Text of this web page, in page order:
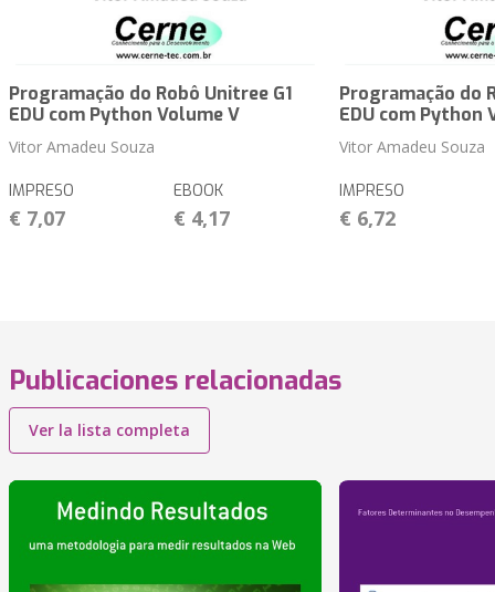
Programação do Robô Unitree G1
EDU com Python Volume V
Vitor Amadeu Souza
IMPRESO
€ 7,07
EBOOK
€ 4,17
Programação do
EDU com Python
Vitor Amadeu Souza
IMPRESO
€ 6,72
Publicaciones relacionadas
Ver la lista completa